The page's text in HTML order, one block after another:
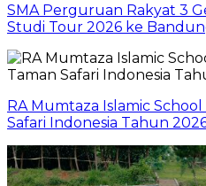
SMA Perguruan Rakyat 3
Studi Tour 2026 ke
RA Mumtaza Islamic
Safari Indonesia Tahun